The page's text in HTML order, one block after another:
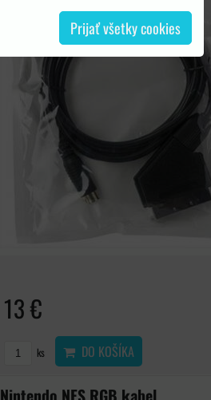
13 €
ks DO KOŠÍKA
Prijať všetky cookies